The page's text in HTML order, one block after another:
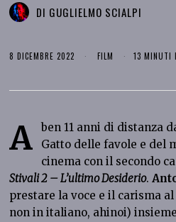
DI GUGLIELMO SCIALPI
8 DICEMBRE 2022 FILM 13 MINUTI
A
ben 11 anni di distanza
Gatto delle favole e del
cinema con il secondo
Stivali 2 – L’ultimo Desiderio.
prestare la voce e il carisma
non in italiano, ahinoi)